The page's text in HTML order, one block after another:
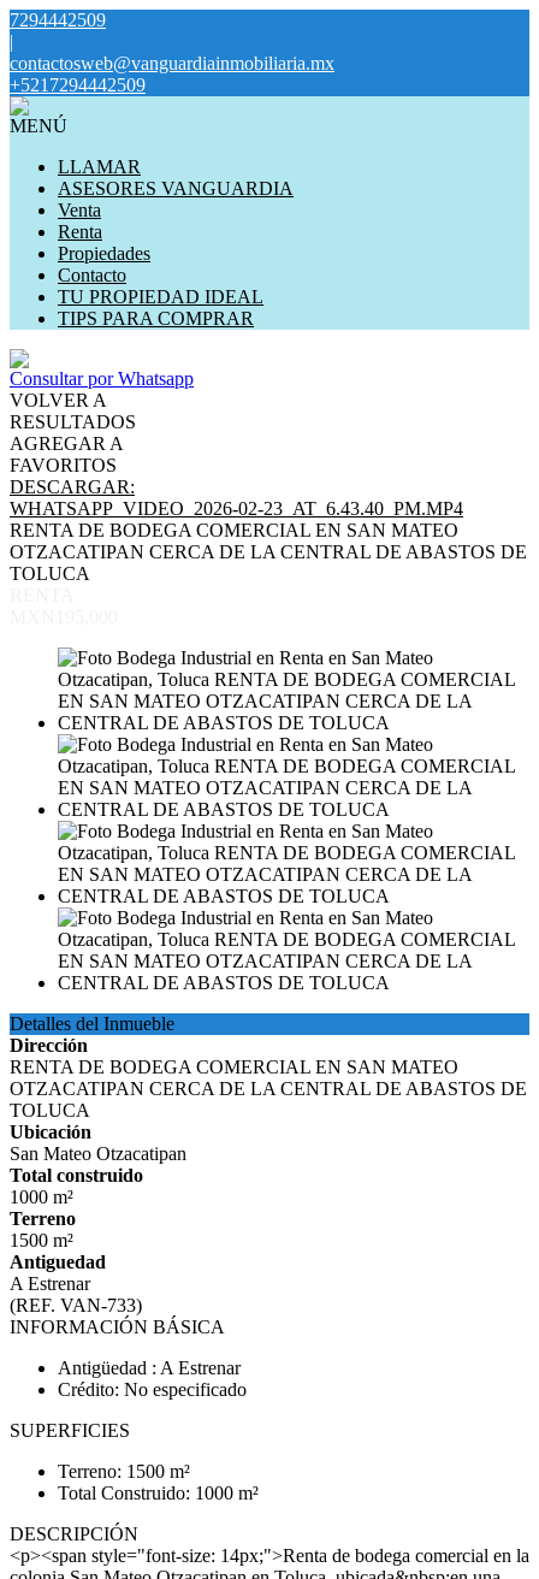
7294442509
|
contactosweb@vanguardiainmobiliaria.mx
+5217294442509
MENÚ
LLAMAR
ASESORES VANGUARDIA
Venta
Renta
Propiedades
Contacto
TU PROPIEDAD IDEAL
TIPS PARA COMPRAR
Consultar por Whatsapp
VOLVER A
RESULTADOS
AGREGAR A
FAVORITOS
DESCARGAR:
WHATSAPP_VIDEO_2026-02-23_AT_6.43.40_PM.MP4
RENTA DE BODEGA COMERCIAL EN SAN MATEO
OTZACATIPAN CERCA DE LA CENTRAL DE ABASTOS DE
TOLUCA
Detalles del Inmueble
Dirección
RENTA DE BODEGA COMERCIAL EN SAN MATEO
OTZACATIPAN CERCA DE LA CENTRAL DE ABASTOS DE
TOLUCA
Ubicación
San Mateo Otzacatipan
Total construido
1000 m²
Terreno
1500 m²
Antiguedad
A Estrenar
(REF. VAN-733)
INFORMACIÓN BÁSICA
Antigüedad : A Estrenar
Crédito: No especificado
SUPERFICIES
Terreno: 1500 m²
Total Construido: 1000 m²
DESCRIPCIÓN
<p><span style="font-size: 14px;">Renta de bodega comercial en la